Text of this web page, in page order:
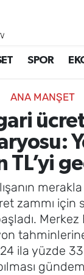
SPOR
ANA MANŞET
TL’yi
zammı için
Merkez
ila yüzde 33
Durumu
Vakitleri
Yoğunluk
Durumu ve